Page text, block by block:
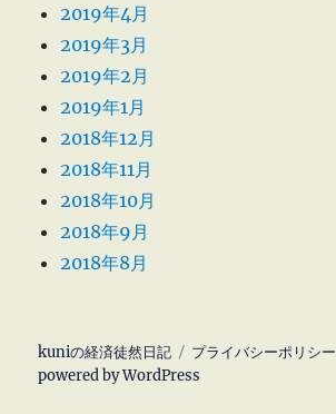
2019年4月
2019年3月
2019年2月
2019年1月
2018年12月
2018年11月
2018年10月
2018年9月
2018年8月
kuniの経済徒然日記 プライバシーポリシー
powered by WordPress